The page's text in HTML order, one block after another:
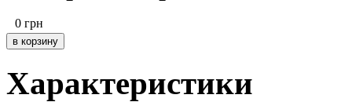
0 грн
Характеристики